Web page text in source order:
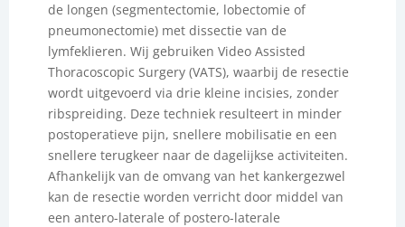
de longen (segmentectomie, lobectomie of
pneumonectomie) met dissectie van de
lymfeklieren. Wij gebruiken Video Assisted
Thoracoscopic Surgery (VATS), waarbij de resectie
wordt uitgevoerd via drie kleine incisies, zonder
ribspreiding. Deze techniek resulteert in minder
postoperatieve pijn, snellere mobilisatie en een
snellere terugkeer naar de dagelijkse activiteiten.
Afhankelijk van de omvang van het kankergezwel
kan de resectie worden verricht door middel van
een antero-laterale of postero-laterale